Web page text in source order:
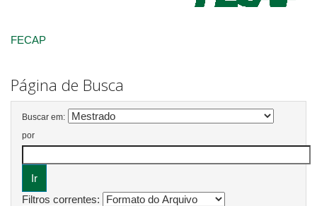
FECAP
Página de Busca
Buscar em:
por
Filtros correntes: